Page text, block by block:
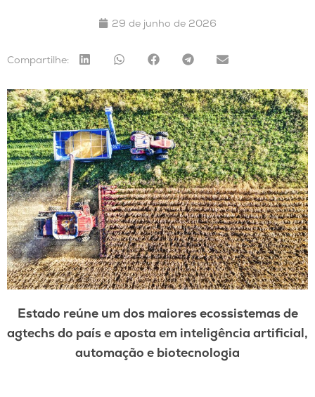
29 de junho de 2026
Compartilhe:
Estado reúne um dos maiores ecossistemas de
agtechs do país e aposta em inteligência artificial,
automação e biotecnologia